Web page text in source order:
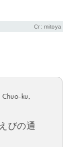
Cr: mitoya
ku,
えびの通